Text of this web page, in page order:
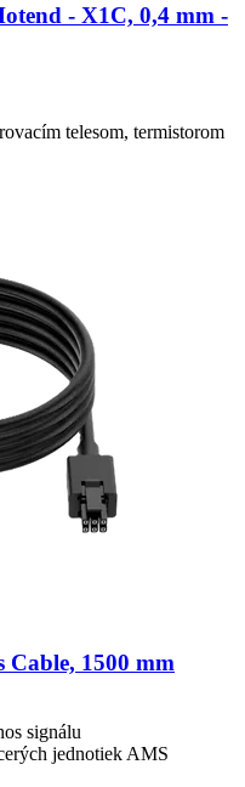
-​ X1C, 0,4 mm -​
telesom, termistorom
Cable, 1500 mm
signálu
jednotiek AMS